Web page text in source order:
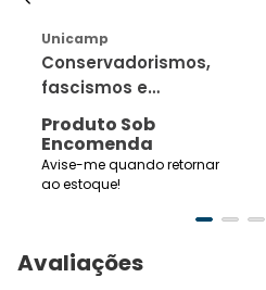
Unicamp
Conservadorismos,
fascismos e
fundamentalismos
análises
conjunturais
Produto Sob
Encomenda
Avise-me quando retornar
ao estoque!
Avaliações